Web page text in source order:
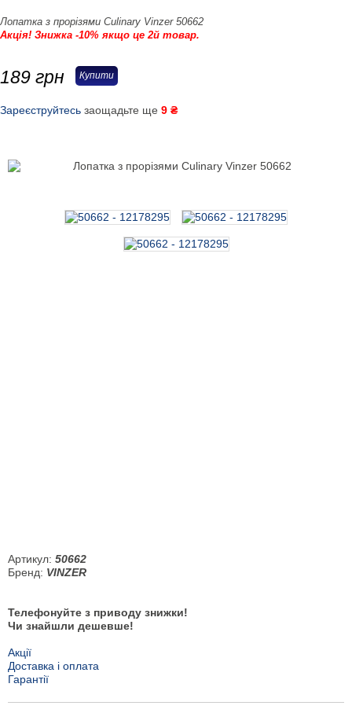
Лопатка з прорізями Culinary Vinzer 50662
Акція! Знижка -10% якщо це 2й товар.
189 грн Купити
Зареєструйтесь заощадьте ще 9 ₴
Артикул: 50662
Бренд: VINZER
Телефонуйте з приводу знижки!
Чи знайшли дешевше!
Акції
Доставка і оплата
Гарантії